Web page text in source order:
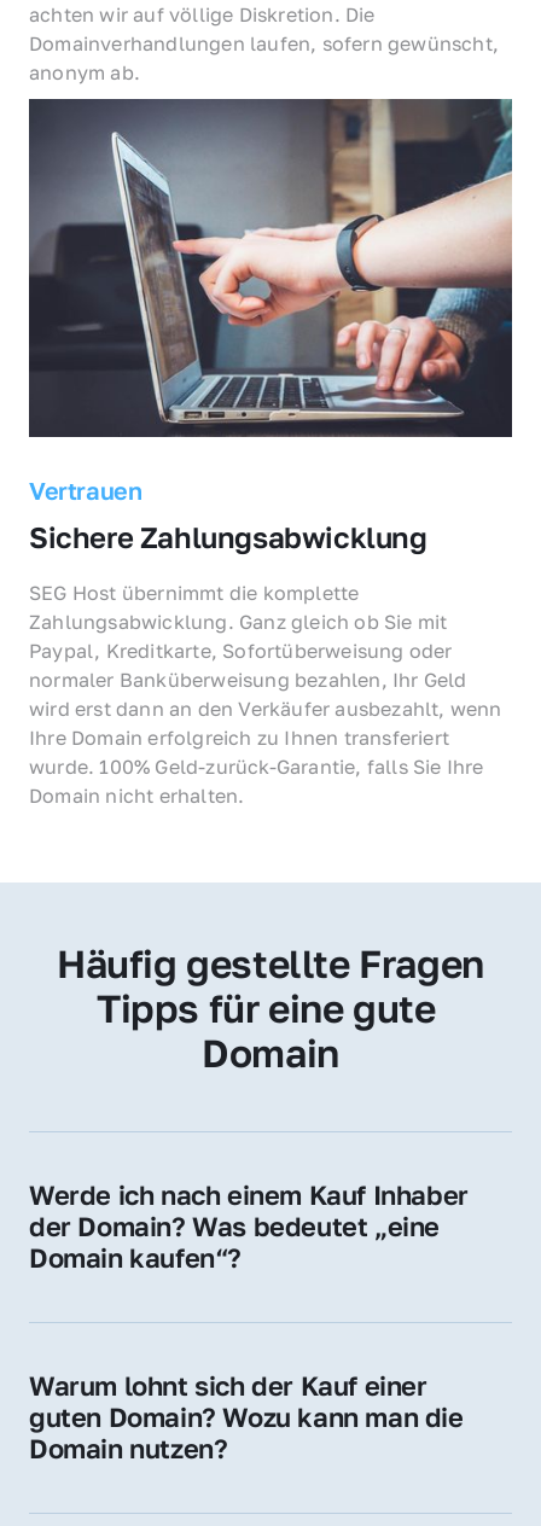
achten wir auf völlige Diskretion. Die
Domainverhandlungen laufen, sofern gewünscht,
anonym ab.
Vertrauen
Sichere Zahlungsabwicklung
SEG Host übernimmt die komplette
Zahlungsabwicklung. Ganz gleich ob Sie mit
Paypal, Kreditkarte, Sofortüberweisung oder
normaler Banküberweisung bezahlen, Ihr Geld
wird erst dann an den Verkäufer ausbezahlt, wenn
Ihre Domain erfolgreich zu Ihnen transferiert
wurde. 100% Geld-zurück-Garantie, falls Sie Ihre
Domain nicht erhalten.
Häufig gestellte Fragen
Tipps für eine gute
Domain
Werde ich nach einem Kauf Inhaber
der Domain? Was bedeutet „eine
Domain kaufen“?
Sie erhalten alle Rechte zur Nutzung,
Domain.
Warum lohnt sich der Kauf einer
guten Domain? Wozu kann man die
Domain nutzen?